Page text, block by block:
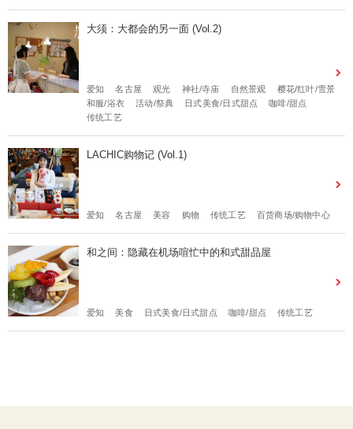
大须：大都会的另一面 (Vol.2)
爱知 名古屋 观光 神社/寺庙 自然景观
樱花/红叶/雪景
和服/浴衣
活动/祭典 日式美食/日式甜点
咖啡/甜点
传统工艺
LACHIC购物记 (Vol.1)
爱知 名古屋 美容 购物 传统工艺 百货商场/购物中心
和之间：隐藏在机场喧忙中的和式甜品屋
爱知 美食 日式美食/日式甜点 咖啡/甜点 传统工艺